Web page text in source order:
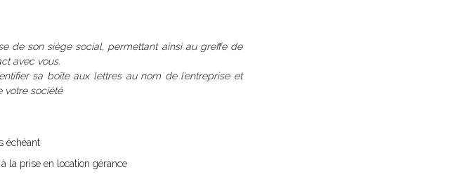
de son siège social, permettant ainsi au greffe de
avec vous.
sa boîte aux lettres au nom de l’entreprise et
votre société
échéant
la prise en location gérance